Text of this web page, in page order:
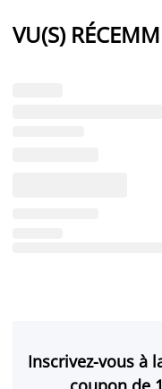
VU(S)
Inscrivez-vous à